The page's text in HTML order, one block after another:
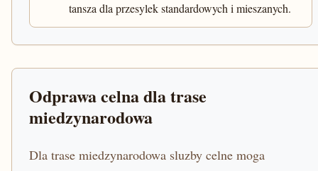
tansza dla przesylek standardowych i mieszanych.
Odprawa celna dla trase
miedzynarodowa
Dla trase miedzynarodowa sluzby celne moga